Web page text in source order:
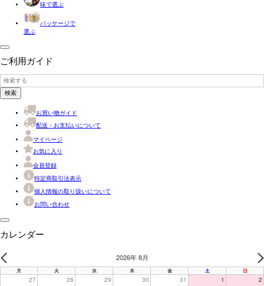
味で選ぶ
パッケージで
選ぶ
ご利用ガイド
検索
お買い物ガイド
配送・お支払いについて
マイページ
お気に入り
会員登録
特定商取引法表示
個人情報の取り扱いについて
お問い合わせ
カレンダー
2026年 8月
月 火 水 木 金 土 日
27 28 29 30 31 1 2